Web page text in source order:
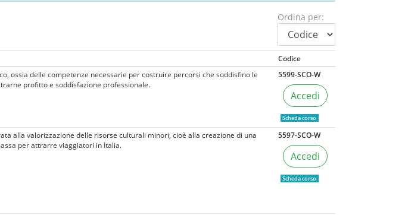
Ordina per:
Codice
ossia delle competenze necessarie per costruire percorsi che soddisfino le
profitto e soddisfazione professionale.
5599-SCO-W
Accedi
Scheda corso
alla valorizzazione delle risorse culturali minori, cioè alla creazione di una
per attrarre viaggiatori in Italia.
5597-SCO-W
Accedi
Scheda corso